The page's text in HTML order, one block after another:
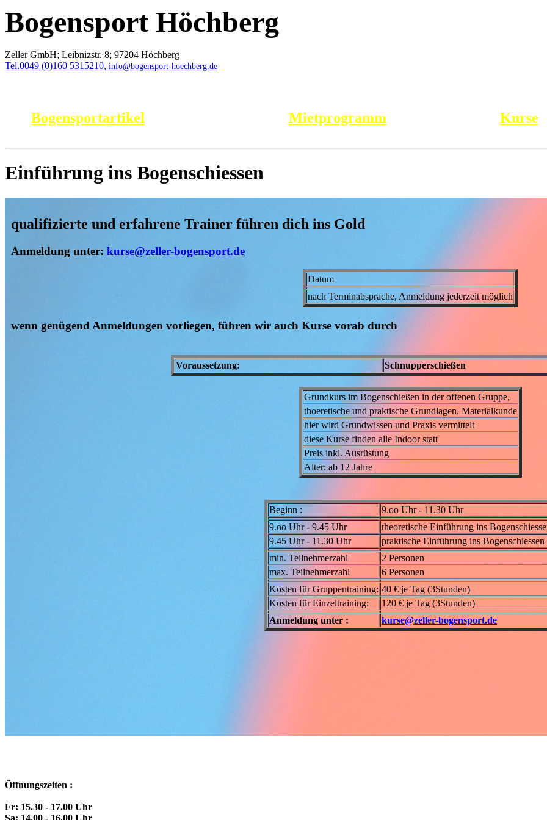
Bogensport Höchberg
Zeller GmbH; Leibnizstr. 8; 97204 Höchberg
Tel.0049 (0)160 5315210, info@bogensport-hoechberg.de
Bogensportartikel Mietprogramm Kurse
Einführung ins Bogenschiessen
qualifizierte und erfahrene Trainer führen dich ins Gold
Anmeldung unter: kurse@zeller-bogensport.de
Datum
nach Terminabsprache, Anmeldung jederzeit möglich
wenn genügend Anmeldungen vorliegen, führen wir auch Kurse vorab durch
Voraussetzung: Schnupperschießen
Grundkurs im Bogenschießen in der offenen Gruppe,
thoeretische und praktische Grundlagen, Materialkunde
hier wird Grundwissen und Praxis vermittelt
diese Kurse finden alle Indoor statt
Preis inkl. Ausrüstung
Alter: ab 12 Jahre
Beginn :
9.oo Uhr - 11.30 Uhr
9.oo Uhr - 9.45 Uhr
theoretische Einführung ins
9.45 Uhr - 11.30 Uhr
praktische Einführung ins Bogenschiessen
min. Teilnehmerzahl
2 Personen
max. Teilnehmerzahl
6 Personen
Kosten für Gruppentraining: 40 € je Tag (3Stunden)
Kosten für Einzeltraining:
120 € je Tag (3Stunden)
Anmeldung unter :
kurse@zeller-bogensport.de
Öffnungszeiten :
Fr: 15.30 - 17.00 Uhr
Sa: 14.00 - 16.00 Uhr